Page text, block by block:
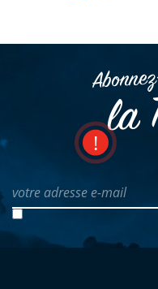
la
votre adresse e-mail